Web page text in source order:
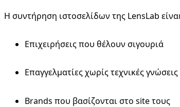
Η συντήρηση ιστοσελίδων της LensLab
Επιχειρήσεις που θέλουν σιγουριά
Επαγγελματίες χωρίς τεχνικές γνώσεις
Brands που βασίζονται στο site τους